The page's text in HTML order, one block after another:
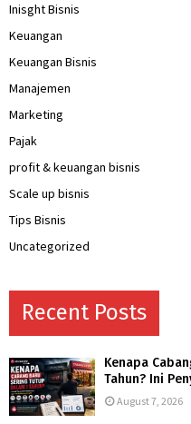
Inisght Bisnis
Keuangan
Keuangan Bisnis
Manajemen
Marketing
Pajak
profit & keuangan bisnis
Scale up bisnis
Tips Bisnis
Uncategorized
Recent Posts
Kenapa
Tahun? Ini
August 7, 2026